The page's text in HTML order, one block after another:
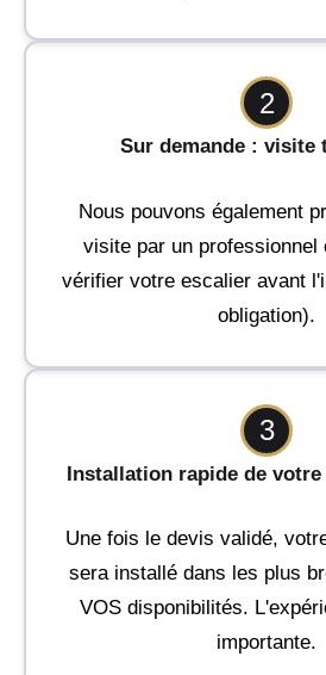
2
Sur demande : visite
Nous pouvons également
visite par un professionnel
vérifier votre escalier avant
obligation).
3
Installation rapide de
Une fois le devis validé,
sera installé dans les plus
VOS disponibilités.
importante.